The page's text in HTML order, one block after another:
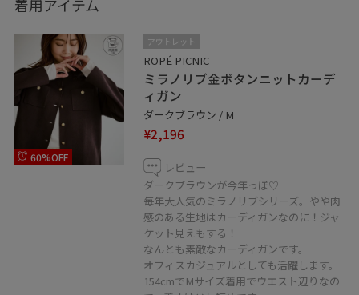
数ある投稿の中から目に留めてくださり、ありがとうご
ざいます☺︎
気になった投稿や後で見返したい！！と思ってくださっ
た投稿には ♡ マークを押して【お気に入り】登録して
いただくと
後で見返しやすくなりますよ♪
フォローもぜひよろしくお願いいたします！！
着用アイテム
60%OFF
アウトレット
ROPÉ PICNIC
ミラノリブ金ボタンニットカーデ
ィガン
ダークブラウン / M
¥2,196
レビュー
ダークブラウンが今年っぽ♡
毎年大人気のミラノリブシリーズ。やや肉
感のある生地はカーディガンなのに！ジャ
ケット見えもする！
なんとも素敵なカーディガンです。
オフィスカジュアルとしても活躍します。
154cmでMサイズ着用でウエスト辺りなの